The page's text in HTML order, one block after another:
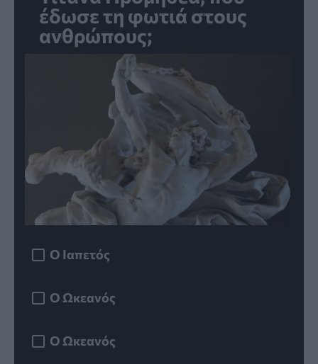
έδωσε τη φωτιά στους
ανθρώπους;
Ο Ιαπετός
Ο Ωκεανός
Ο Ωκεανός